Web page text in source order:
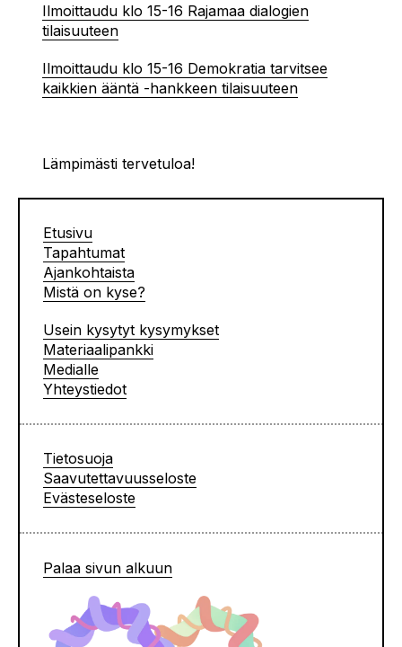
Ilmoittaudu klo 15-16 Rajamaa dialogien
tilaisuuteen
Ilmoittaudu klo 15-16 Demokratia tarvitsee
kaikkien ääntä -hankkeen tilaisuuteen
Lämpimästi tervetuloa!
Etusivu
Tapahtumat
Ajankohtaista
Mistä on kyse?
Usein kysytyt kysymykset
Materiaalipankki
Medialle
Yhteystiedot
Tietosuoja
Saavutettavuusseloste
Evästeseloste
Palaa sivun alkuun